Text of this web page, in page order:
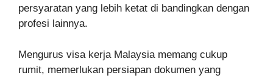
persyaratan yang lebih ketat di bandingkan dengan
profesi lainnya.
Mengurus visa kerja Malaysia memang cukup
rumit, memerlukan persiapan dokumen yang